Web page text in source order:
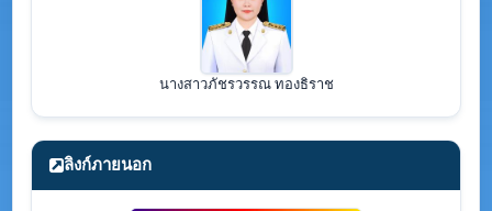
นางสาวภัชรวรรณ ทองธิราช
ลิงก์ภายนอก